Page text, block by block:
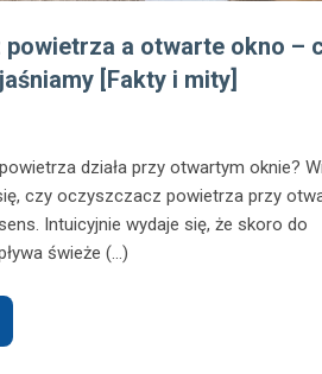
powietrza a otwarte okno –
[Fakty i mity]
działa przy otwartym oknie?
czy oczyszczacz powietrza przy
Intuicyjnie wydaje się, że skoro do
świeże (...)